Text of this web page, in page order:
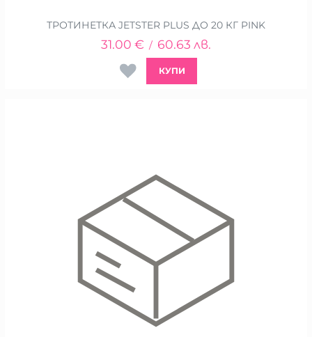
ТРОТИНЕТКА JETSTER PLUS ДО 20 КГ PINK
31.00 € / 60.63 лв.
КУПИ